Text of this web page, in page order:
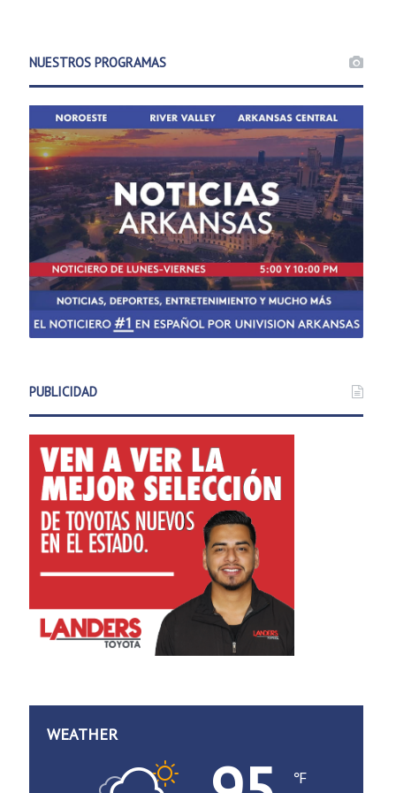
NUESTROS PROGRAMAS
PUBLICIDAD
WEATHER
℉